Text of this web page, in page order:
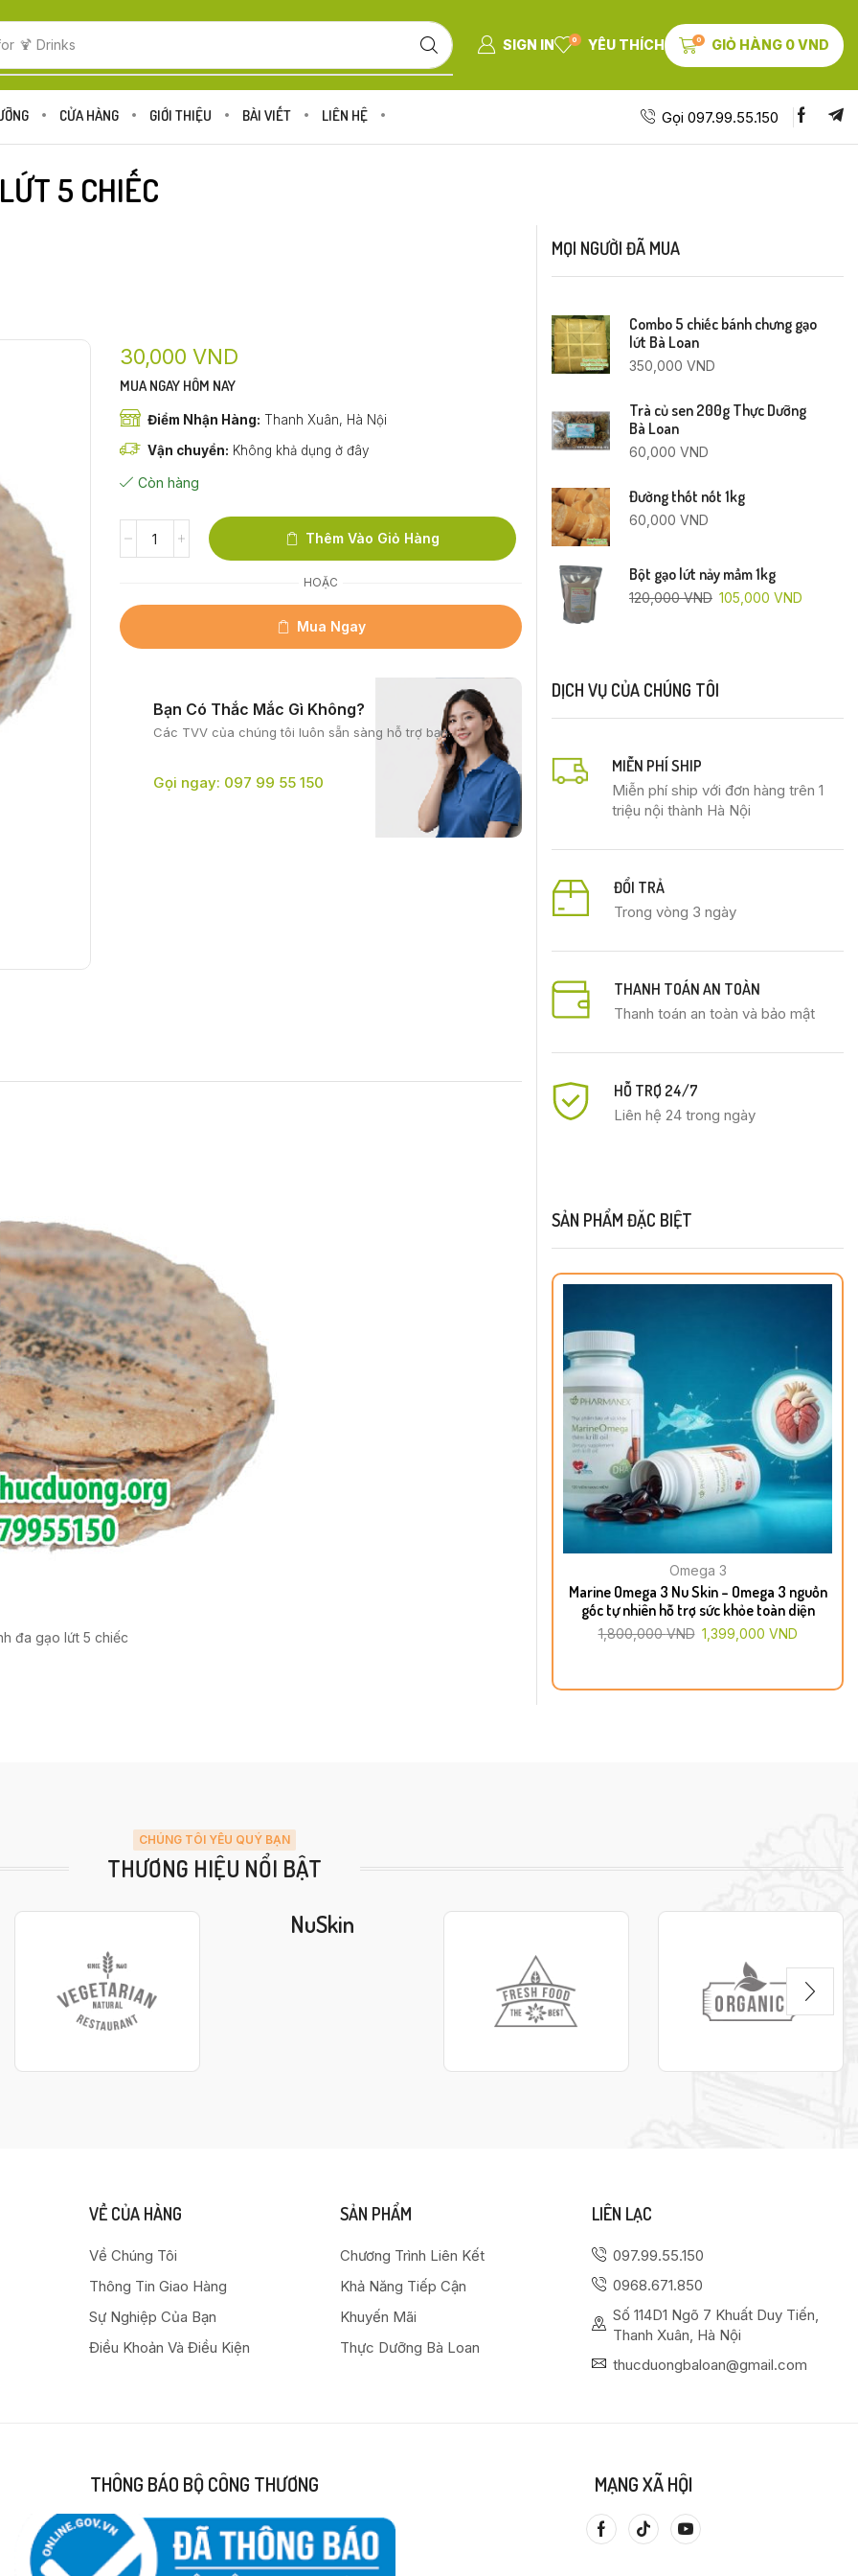
🍹 Drinks SIGN IN 0 YÊU THÍCH 0 GIỎ HÀNG 0VND
CỬA HÀNG GIỚI THIỆU BÀI VIẾT LIÊN HỆ Gọi 097.99.55.150
5 CHIẾC
30,000VND
MUA NGAY HÔM NAY
Điểm Nhận Hàng: Thanh Xuân, Hà Nội
Vận chuyển: Không khả dụng ở đây
Còn hàng
Thêm Vào Giỏ Hàng
HOẶC
Mua Ngay
Bạn Có Thắc Mắc Gì Không?
Các TVV của chúng tôiluôn sẵn sàng hỗ trợ bạn.
Gọi ngay: 097 99 55 150
đa gạo lứt 5 chiếc
MỌI NGƯỜI ĐÃ MUA
Combo 5 chiếc bánh chưng gạo
lứt Bà Loan
350,000 VND
Trà củ sen 200g Thực Dưỡng
Bà Loan
60,000 VND
Đường thốt nốt 1kg
60,000 VND
Bột gạo lứt nảy mầm 1kg
120,000VND 105,000 VND
DỊCH VỤ CỦA CHÚNG TÔI
MIỄN PHÍ SHIP
Miễn phí ship với đơn hàng trên 1
triệu nội thành Hà Nội
ĐỔI TRẢ
Trong vòng 3 ngày
THANH TOÁN AN TOÀN
Thanh toán an toàn và bảo mật
HỖ TRỢ 24/7
Liên hệ 24 trong ngày
SẢN PHẨM ĐẶC BIỆT
Omega 3
Marine Omega 3 Nu Skin – Omega 3 nguồn
gốc tự nhiên hỗ trợ sức khỏe toàn diện
1,800,000VND 1,399,000 VND
CHÚNG TÔI YÊU QUÝ BẠN
THƯƠNG HIỆU NỔI BẬT
NuSkin
VỀ CỦA HÀNG
Về Chúng Tôi
Thông Tin Giao Hàng
Sự Nghiệp Của Bạn
Điều Khoản Và Điều Kiện
SẢN PHẨM
Chương Trình Liên Kết
Khả Năng Tiếp Cận
Khuyến Mãi
Thực Dưỡng Bà Loan
LIÊN LẠC
097.99.55.150
0968.671.850
Số 114D1 Ngõ 7 Khuất Duy Tiến,
Thanh Xuân, Hà Nội
thucduongbaloan@gmail.com
THÔNG BÁO BỘ CÔNG THƯƠNG MẠNG XÃ HỘI